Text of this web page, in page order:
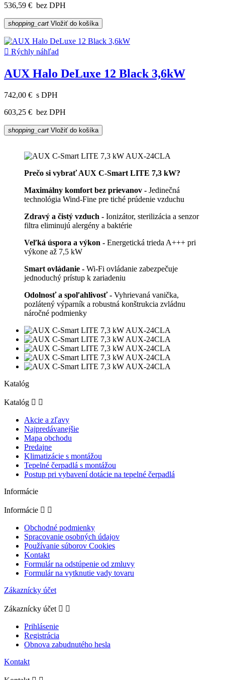
536,59 € bez DPH
shopping_cart Vložiť do košíka
 Rýchly náhľad
AUX Halo DeLuxe 12 Black 3,6kW
742,00 € s DPH
603,25 € bez DPH
shopping_cart Vložiť do košíka
Prečo si vybrať AUX C-Smart LITE 7,3 kW?
Maximálny komfort bez prievanov - Jedinečná
technológia Wind-Fine pre tiché prúdenie vzduchu
Zdravý a čistý vzduch - Ionizátor, sterilizácia a senzor
filtra eliminujú alergény a baktérie
Veľká úspora a výkon - Energetická trieda A+++ pri
výkone až 7,5 kW
Smart ovládanie - Wi-Fi ovládanie zabezpečuje
jednoduchý prístup k zariadeniu
Odolnosť a spoľahlivosť - Vyhrievaná vanička,
pozlátený výparník a robustná konštrukcia zvládnu
náročné podmienky
Katalóg
Katalóg  
Akcie a zľavy
Najpredávanejšie
Mapa obchodu
Predajne
Klimatizácie s montážou
Tepelné čerpadlá s montážou
Postup pri vybavení dotácie na tepelné čerpadlá
Informácie
Informácie  
Obchodné podmienky
Spracovanie osobných údajov
Používanie súborov Cookies
Kontakt
Formulár na odstúpenie od zmluvy
Formulár na vytknutie vady tovaru
Zákaznícky účet
Zákaznícky účet  
Prihlásenie
Registrácia
Obnova zabudnutého hesla
Kontakt